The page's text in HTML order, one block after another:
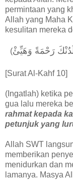
permintaan yang
Allah yang Maha
kesulitan mereka
لَدُنْكَ رَحْمَةً وَهَيِّئْ
[Surat Al-Kahf 10]
(Ingatlah) ketika
gua lalu mereka
rahmat kepada
petunjuk yang
Allah SWT
memberikan
menidurkan dan
lamanya. Masya